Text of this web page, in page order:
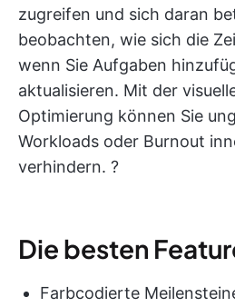
zugreifen und sich daran
beobachten, wie sich die
wenn Sie Aufgaben
aktualisieren. Mit der
Optimierung können Sie
Workloads oder Burnout
verhindern. ?
Die besten
Farbcodierte